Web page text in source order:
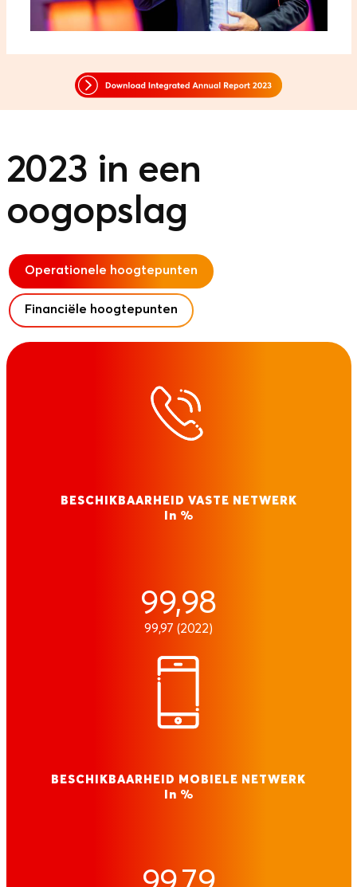
2023 in een
oogopslag
Operationele hoogtepunten
Financiële hoogtepunten
BESCHIKBAARHEID VASTE NETWERK
In %
99,98
99,97 (2022)
BESCHIKBAARHEID MOBIELE NETWERK
In %